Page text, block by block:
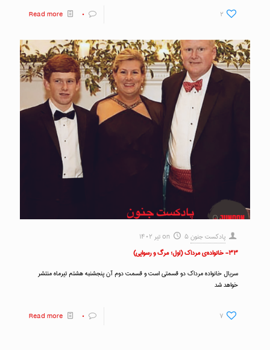
۲ ۰ Read more
پادکست جنون on
۵ تیر ۱۴۰۲
۳۳- خانواده‌ی مرداک (اول؛ مرگ و رسوایی)
سریال خانواده مرداک دو قسمتی است و قسمت دوم آن پنجشنبه هشتم تیرماه منتشر
خواهد شد
۷ ۰ Read more